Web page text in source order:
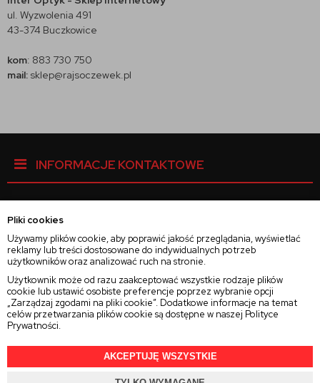
Pliki cookies
Używamy plików cookie, aby poprawić jakość przeglądania, wyświetlać
reklamy lub treści dostosowane do indywidualnych potrzeb
użytkowników oraz analizować ruch na stronie.
Użytkownik może od razu zaakceptować wszystkie rodzaje plików
cookie lub ustawić osobiste preferencje poprzez wybranie opcji
„Zarządzaj zgodami na pliki cookie”. Dodatkowe informacje na temat
celów przetwarzania plików cookie są dostępne w naszej Polityce
Prywatności.
AKCEPTUJĘ WSZYSTKIE
ul. Wyzwolenia 491
43-374 Buczkowice
kom: 883 730 750
mail: sklep@rajsoczewek.pl
INFORMACJE KONTAKTOWE
Facebook
Instagram
Twitter